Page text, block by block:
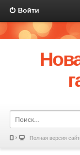
Войти
Полная версия